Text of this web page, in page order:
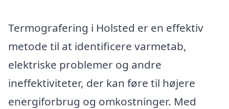
Termografering i Holsted er en effektiv
metode til at identificere varmetab,
elektriske problemer og andre
ineffektiviteter, der kan føre til højere
energiforbrug og omkostninger. Med